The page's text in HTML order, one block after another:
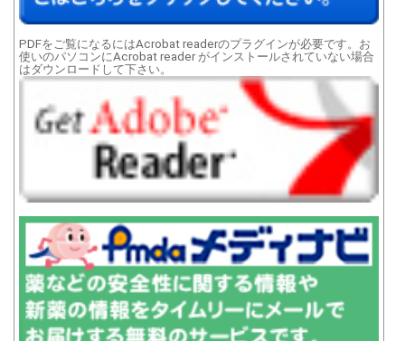
PDFをご覧になるにはAcrobat readerのプラグインが必要です。お
使いのパソコンにAcrobat reader がインストールされていない場合
はダウンロードして下さい。